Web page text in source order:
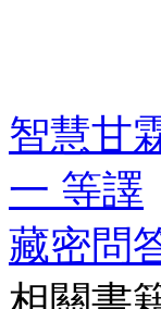
智慧甘
一 等譯
藏密問